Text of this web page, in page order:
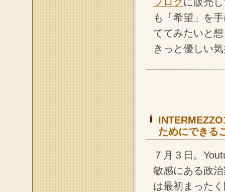
も「希望」を
ててみたいと
きっと優しい
ためにできる
７月３日。
敏感にある政
は最初まった